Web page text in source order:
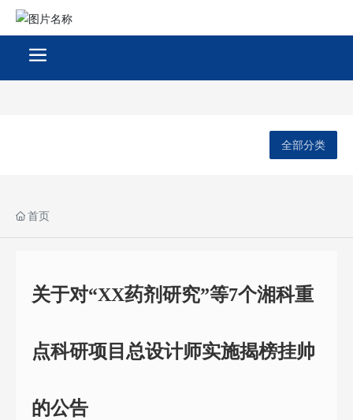
全部分类
首页
关于对“XX药剂研究”等7个湘科重
点科研项目总设计师实施揭榜挂帅
的公告